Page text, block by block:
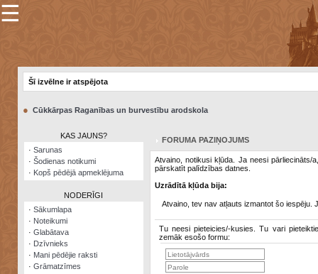
×
Šodienas
notikumi
Visatcera
almanahs
Arhīvs
☰
Šī izvēlne ir atspējota
● Cūkkārpas Raganības un burvestību arodskola
KAS JAUNS?
· Sarunas
· Šodienas notikumi
· Kopš pēdējā apmeklējuma
NODERĪGI
· Sākumlapa
· Noteikumi
· Glabātava
· Dzīvnieks
· Mani pēdējie raksti
· Grāmatzīmes
FORUMA PAZIŅOJUMS
Atvaino, notikusi kļūda. Ja neesi pārliecināts/
pārskatīt palīdzības datnes.
Uzrādītā kļūda bija:
Atvaino, tev nav atļauts izmantot šo iespēju.
Tu neesi pieteicies/-kusies. Tu vari
zemāk esošo formu: